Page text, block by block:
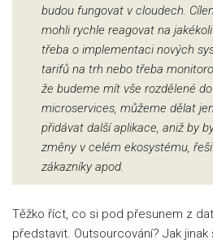
budou fungovat v cloudech.
mohli rychle reagovat na
třeba o implementaci nových
tarifů na trh nebo třeba
že budeme mít vše rozdělené
microservices, můžeme dělat
přidávat další aplikace, aniž by
změny v celém ekosystému,
zákazníky apod.
Těžko říct, co si pod přesunem z
představit. Outsourcování? Jak